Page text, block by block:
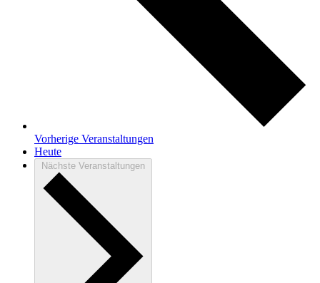
Vorherige Veranstaltungen
Heute
Nächste Veranstaltungen